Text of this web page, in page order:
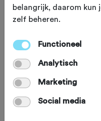
Je beoordeling helpt
weg. Bedankt!
Wat vond je van deze
belangrijk, daarom kun
zelf beheren.
Functioneel
Analytisch
Marketing
Social media